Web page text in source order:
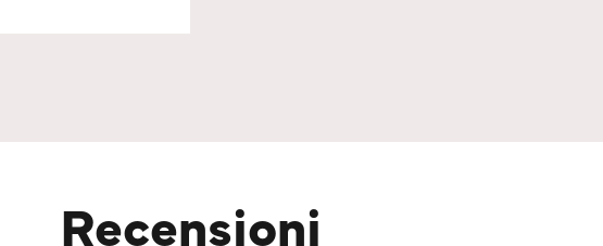
Recensioni